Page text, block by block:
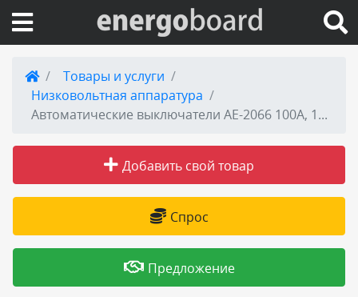
Вход на сайт
Поиск по сайту
Публикации
Справка
Товары и услуги
Товары и услуги
Низковольтная аппаратура
Автоматические выключатели АЕ-2066 100А, 160А, 200А
Добавить свой товар
Спрос
Предложение